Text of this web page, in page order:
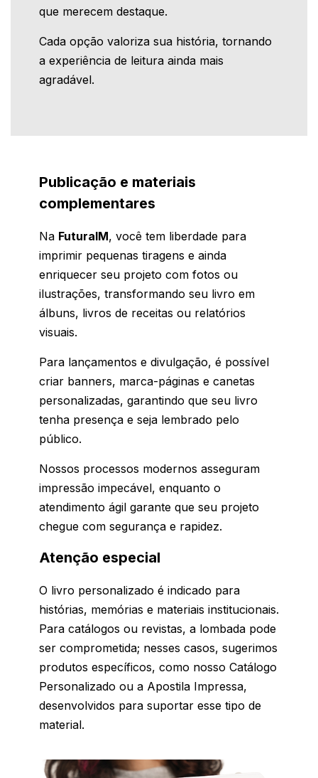
que merecem destaque.
Cada opção valoriza sua história, tornando
a experiência de leitura ainda mais
agradável.
Publicação e materiais
complementares
Na FuturaIM, você tem liberdade para
imprimir pequenas tiragens e ainda
enriquecer seu projeto com fotos ou
ilustrações, transformando seu livro em
álbuns, livros de receitas ou relatórios
visuais.
Para lançamentos e divulgação, é possível
criar banners, marca-páginas e canetas
personalizadas, garantindo que seu livro
tenha presença e seja lembrado pelo
público.
Nossos processos modernos asseguram
impressão impecável, enquanto o
atendimento ágil garante que seu projeto
chegue com segurança e rapidez.
Atenção especial
O livro personalizado é indicado para
histórias, memórias e materiais institucionais.
Para catálogos ou revistas, a lombada pode
ser comprometida; nesses casos, sugerimos
produtos específicos, como nosso Catálogo
Personalizado ou a Apostila Impressa,
desenvolvidos para suportar esse tipo de
material.